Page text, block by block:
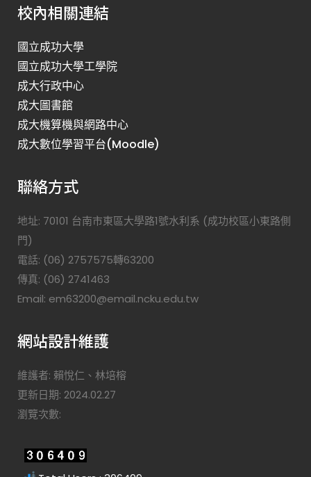
校內相關連結
國立成功大學
國立成功大學工學院
成大行政中心
成大圖書館
成大機算機與網路中心
成大數位學習平台(Moodle)
聯絡方式
地址: 70101 台南市東區大學路1號水利系 (成功校區小東路側
門)
電話: (06) 2757575轉63200
傳真: (06) 2741463
Email: em63200@email.ncku.edu.tw
網站設計維護
維護者: 賴悅仁、林培榕
更新日期: 2024.02.27
瀏覽次數: